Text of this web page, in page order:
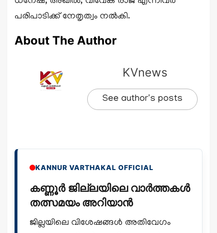
പരിപാടിക്ക് നേതൃത്വം നൽകി.
About The Author
KVnews
See author's posts
KANNUR VARTHAKAL OFFICIAL
കണ്ണൂർ ജില്ലയിലെ വാർത്തകൾ
തത്സമയം അറിയാൻ
ജില്ലയിലെ വിശേഷങ്ങൾ അതിവേഗം